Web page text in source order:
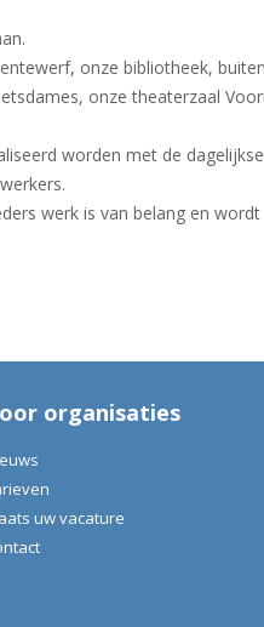
onze bibliotheek,
onze theaterzaal
worden met de
werk is van belang en wordt
organisaties
uw vacature